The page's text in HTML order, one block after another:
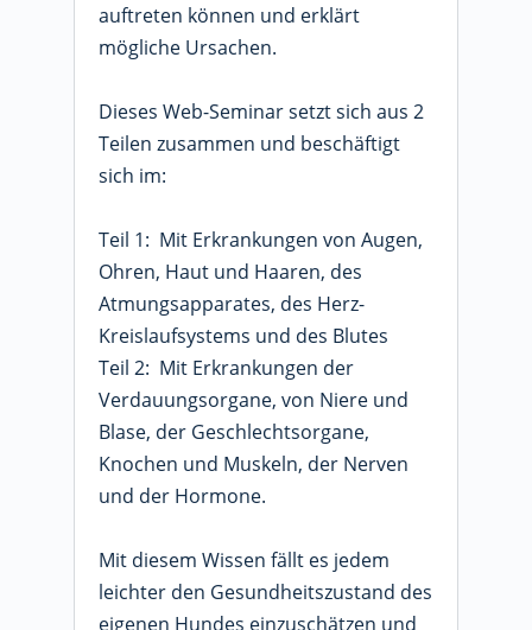
auftreten können und erklärt
mögliche Ursachen.
Dieses Web-Seminar setzt sich aus 2
Teilen zusammen und beschäftigt
sich im:
Teil 1: Mit Erkrankungen von Augen,
Ohren, Haut und Haaren, des
Atmungsapparates, des Herz-
Kreislaufsystems und des Blutes
Teil 2: Mit Erkrankungen der
Verdauungsorgane, von Niere und
Blase, der Geschlechtsorgane,
Knochen und Muskeln, der Nerven
und der Hormone.
Mit diesem Wissen fällt es jedem
leichter den Gesundheitszustand des
eigenen Hundes einzuschätzen und